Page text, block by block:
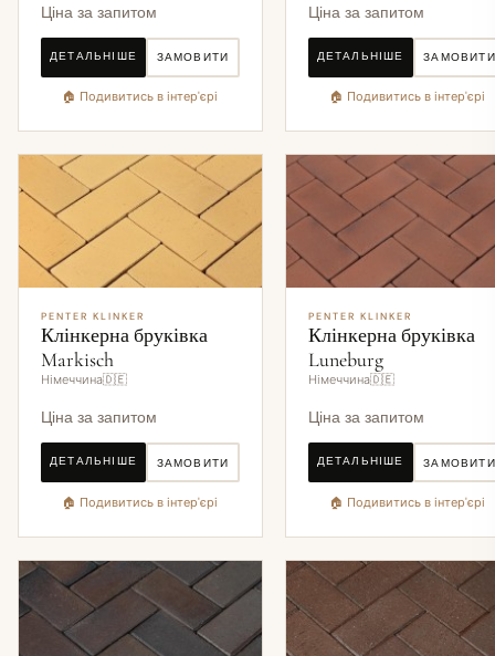
Ціна за запитом
ДЕТАЛЬНІШЕ ЗАМОВИТИ
🏠 Подивитись в інтер'єрі
Ціна за запитом
ДЕТАЛЬНІШЕ ЗАМОВИТИ
🏠 Подивитись в інтер'єрі
PENTER KLINKER
Клінкерна бруківка
Markisch
Німеччина🇩🇪
Ціна за запитом
ДЕТАЛЬНІШЕ ЗАМОВИТИ
🏠 Подивитись в інтер'єрі
PENTER KLINKER
Клінкерна бруківка
Luneburg
Німеччина🇩🇪
Ціна за запитом
ДЕТАЛЬНІШЕ ЗАМОВИТИ
🏠 Подивитись в інтер'єрі